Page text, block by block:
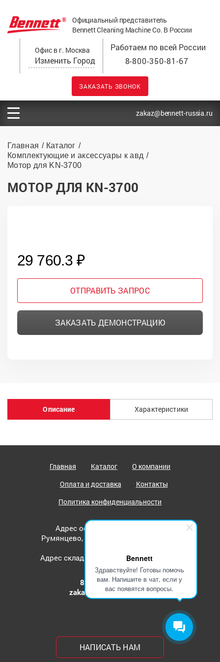
Bennett
Здравствуйте! Готовы помочь
вам. Напишите в чат, если у
вас появятся вопросы.
Официальный представитель
Bennett Cleaning Machine Co. В России
Офис в г. Москва
Изменить Город
Работаем по всей России
8-800-350-81-67
ЗАКАЗАТЬ ЗВОНОК
zakaz@bennett-russia.ru
Главная
Каталог
Комплектующие и аксессуары к авд
Мотор для KN-3700
МОТОР ДЛЯ KN-3700
29 760.3 ₽
ОТПРАВИТЬ ЗАПРОС
ЗАКАЗАТЬ ДЕМОНСТРАЦИЮ
Описание Характеристики
Главная Каталог
О компании
Оплата и доставка
Контакты
Политика конфиденциальности
Адрес офиса: г. Москва, метро
Румянцево, БП "Румянцево", корпус В,
Адрес склада: г. Москва, ул. Рябиновая
д. 55, стр. 2.
8-800-350-81-67
zakaz@bennett-russia.ru
НАПИСАТЬ НАМ